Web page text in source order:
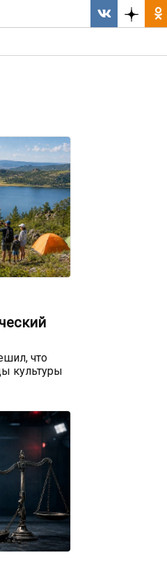
что
культуры